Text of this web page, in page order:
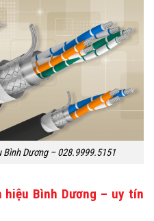
Bình Dương – 028.9999.5151
Bình Dương – uy tín